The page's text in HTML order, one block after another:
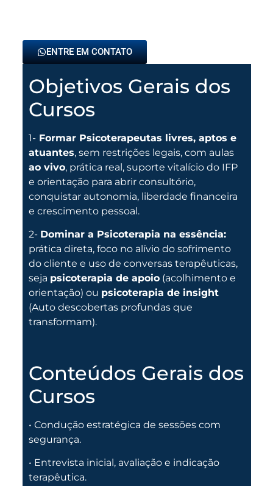
ENTRE EM CONTATO
Objetivos Gerais dos
Cursos
1-Formar Psicoterapeutas livres, aptos e
atuantes, sem restrições legais, com aulas
ao vivo, prática real, suporte vitalício do IFP
e orientação para abrir consultório,
conquistar autonomia, liberdade financeira
e crescimento pessoal.
2- Dominar a Psicoterapia na essência:
prática direta, foco no alívio do sofrimento
do cliente e uso de conversas terapêuticas,
seja psicoterapia de apoio(acolhimento e
orientação) ou psicoterapia de insight
(Auto descobertas profundas que
transformam).
Conteúdos Gerais dos
Cursos
• Condução estratégica de sessões com
segurança.
• Entrevista inicial, avaliação e indicação
terapêutica.